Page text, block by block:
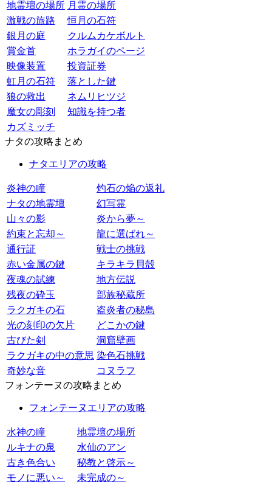
地霊壇の場所 月霊の場所
激戦の旅路
恒月の石符
銀月の庭
クルムカケボルト
賞金首
ホラガイのページ
映像装置
投資証券
虹月の石符
落とした鍵
狼の救出
ネムリヒツジ
魔女の彫刻
知識を持つ者
カズミッチ
ナタの攻略まとめ
ナタエリアの攻略
炎神の瞳
灼石の焔の返礼
ナタの地霊壇
幻写霊
山々の影
炎から夢～
約束と忘却～
龍に選ばれ～
通行証
戦士の挑戦
赤い金属の鍵
キラキラ貝殻
夜魂の試練
地方伝説
残夜の砕玉
部族秘蔵所
ラクガキの石
盗炎者の秘島
光の刻印の欠片
どこかの鍵
古びた剣
洞窟壁画
ラクガキの中の意思 染色石挑戦
奇妙な音
コヌラフ
フォンテーヌの攻略まとめ
フォンテーヌエリアの攻略
水神の瞳
地霊壇の場所
ルキナの泉
水仙のアン
古き色合い
秘教と啓示～
モノに悪い～
未完成の～